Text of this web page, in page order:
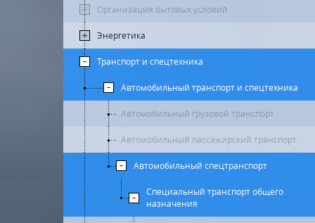
Организация бытовых условий
Энергетика
Транспорт и спецтехника
Автомобильный транспорт и спецтехника
Автомобильный грузовой транспорт
Автомобильный пассажирский транспорт
Автомобильный спецтранспорт
Специальный транспорт общего
назначения